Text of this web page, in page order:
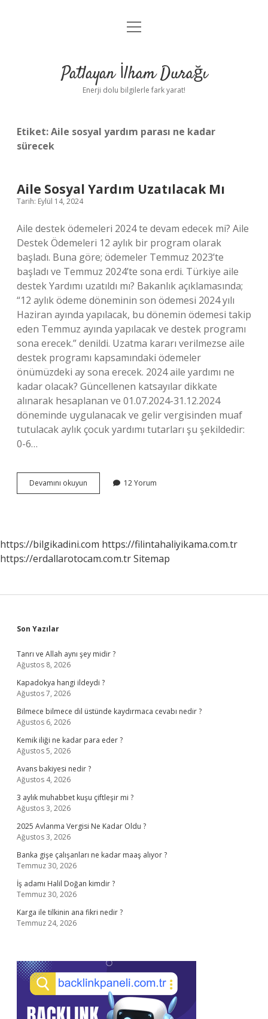
Anasayfa
Yasal Uyarı
menüyü
Patlayan İlham Durağı
Enerji dolu bilgilerle fark yarat!
Etiket:Aile sosyal yardım parası ne kadar
sürecek
Aile Sosyal Yardım Uzatılacak Mı
Tarih: Eylül 14, 2024
Aile destek ödemeleri 2024 te devam edecek mi? Aile
Destek Ödemeleri 12 aylık bir program olarak
başladı. Buna göre; ödemeler Temmuz 2023’te
başladı ve Temmuz 2024’te sona erdi. Türkiye aile
destek Yardımı uzatıldı mı? Bakanlık açıklamasında;
“12 aylık ödeme döneminin son ödemesi 2024 yılı
Haziran ayında yapılacak, bu dönemin ödemesi takip
eden Temmuz ayında yapılacak ve destek programı
sona erecek.” denildi. Uzatma kararı verilmezse aile
destek programı kapsamındaki ödemeler
önümüzdeki ay sona erecek. 2024 aile yardımı ne
kadar olacak? Güncellenen katsayılar dikkate
alınarak hesaplanan ve 01.07.2024-31.12.2024
döneminde uygulanacak ve gelir vergisinden muaf
tutulacak aylık çocuk yardımı tutarları şu şekildedir:
0-6…
Devamını okuyun
Sosyal
12 Yorum
https://bilgikadini.com https://filintahaliyikama.com.tr
https://erdallarotocam.com.trSitemap
Sidebar
Son Yazılar
Tanrı ve Allah aynı şey midir ?
Ağustos 8, 2026
Kapadokya hangi ildeydi ?
Ağustos 7, 2026
Bilmece bilmece dil üstünde kaydırmaca cevabı nedir ?
Ağustos 6, 2026
Kemik iliği ne kadar para eder ?
Ağustos 5, 2026
Avans bakiyesi nedir ?
Ağustos 4, 2026
3 aylık muhabbet kuşu çiftleşir mi ?
Ağustos 3, 2026
2025 Avlanma Vergisi Ne Kadar Oldu ?
Ağustos 3, 2026
Banka gişe çalışanları ne kadar maaş alıyor ?
Temmuz 30, 2026
İş adamı Halil Doğan kimdir ?
Temmuz 30, 2026
Karga ile tilkinin ana fikri nedir ?
Temmuz 24, 2026